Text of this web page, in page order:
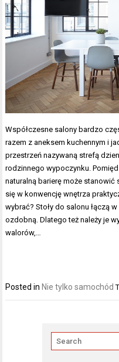
Współczesne salony bardzo
razem z aneksem kuchennym i
przestrzeń nazywaną strefą
rodzinnego wypoczynku.
naturalną barierę może stanowić
się w konwencję wnętrza
wybrać? Stoły do salonu łączą
ozdobną. Dlatego też należy je
walorów,…
Posted in Nie tylko samochód